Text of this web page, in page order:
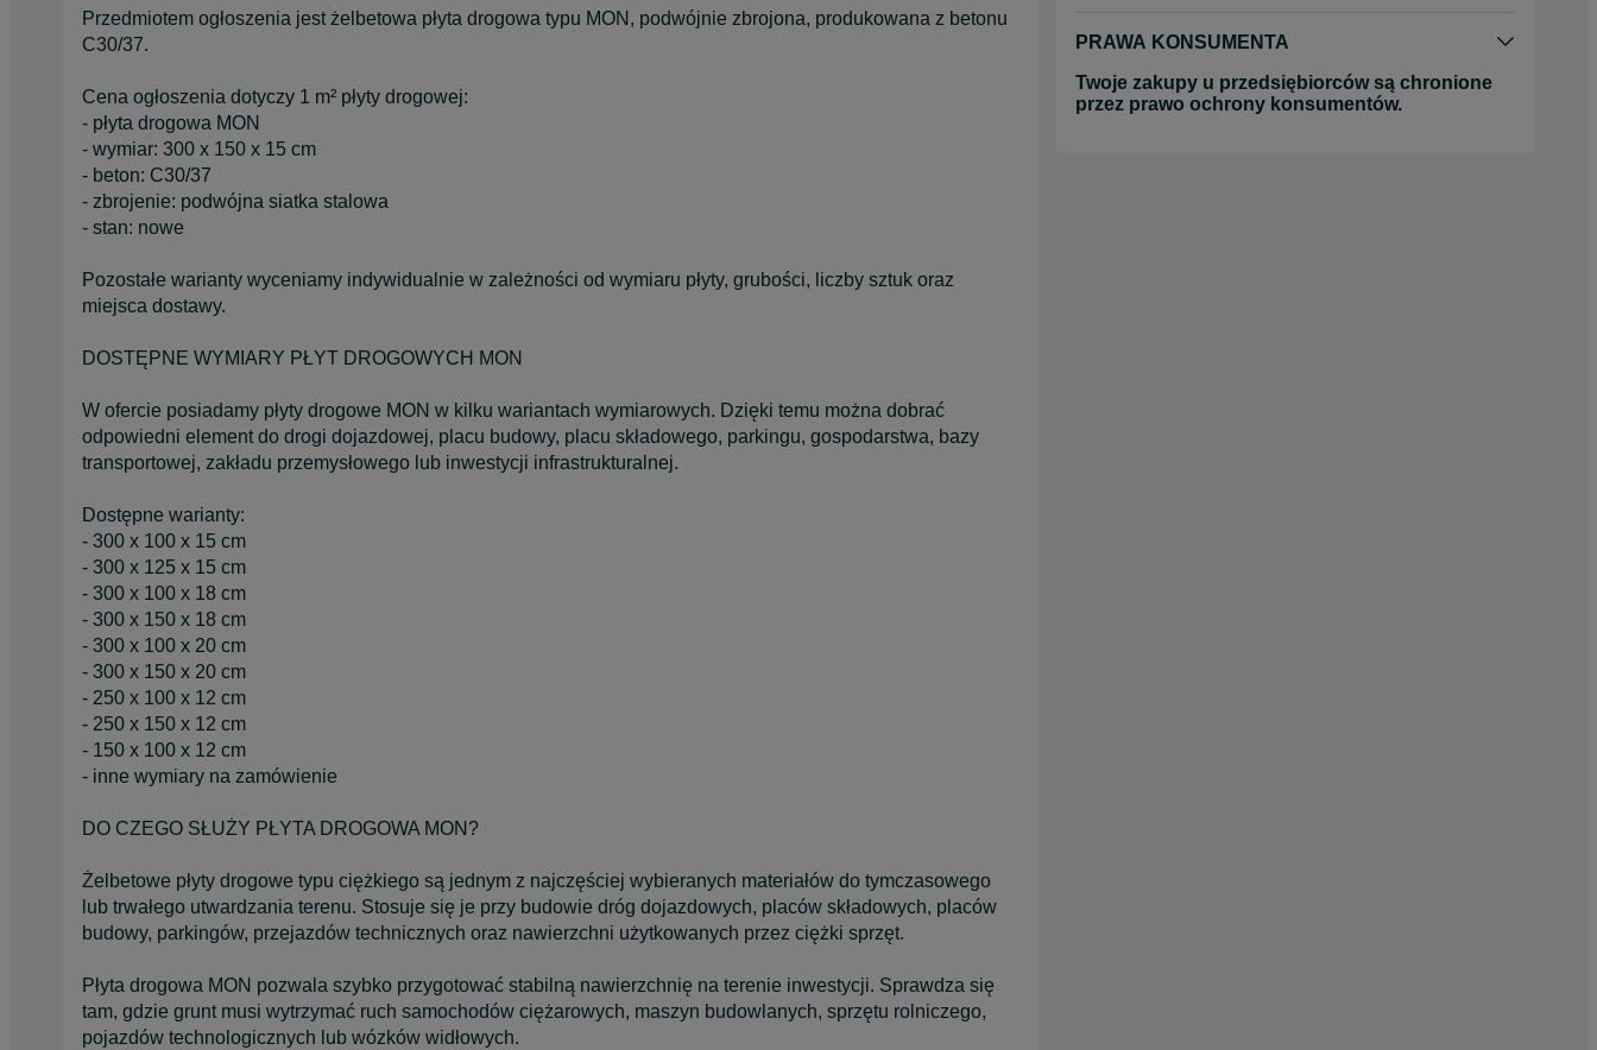
Przedmiotem ogłoszenia jest żelbetowa płyta drogowa typu MON, podwójnie zbrojona, produkowana z betonu
C30/37.
Cena ogłoszenia dotyczy 1 m² płyty drogowej:
- płyta drogowa MON
- wymiar: 300 x 150 x 15 cm
- beton: C30/37
- zbrojenie: podwójna siatka stalowa
- stan: nowe
Pozostałe warianty wyceniamy indywidualnie w zależności od wymiaru płyty, grubości, liczby sztuk oraz
miejsca dostawy.
DOSTĘPNE WYMIARY PŁYT DROGOWYCH MON
W ofercie posiadamy płyty drogowe MON w kilku wariantach wymiarowych. Dzięki temu można dobrać
odpowiedni element do drogi dojazdowej, placu budowy, placu składowego, parkingu, gospodarstwa, bazy
transportowej, zakładu przemysłowego lub inwestycji infrastrukturalnej.
Dostępne warianty:
- 300 x 100 x 15 cm
- 300 x 125 x 15 cm
- 300 x 100 x 18 cm
- 300 x 150 x 18 cm
- 300 x 100 x 20 cm
- 300 x 150 x 20 cm
- 250 x 100 x 12 cm
- 250 x 150 x 12 cm
- 150 x 100 x 12 cm
- inne wymiary na zamówienie
DO CZEGO SŁUŻY PŁYTA DROGOWA MON?
Żelbetowe płyty drogowe typu ciężkiego są jednym z najczęściej wybieranych materiałów do tymczasowego
lub trwałego utwardzania terenu. Stosuje się je przy budowie dróg dojazdowych, placów składowych, placów
budowy, parkingów, przejazdów technicznych oraz nawierzchni użytkowanych przez ciężki sprzęt.
Płyta drogowa MON pozwala szybko przygotować stabilną nawierzchnię na terenie inwestycji. Sprawdza się
tam, gdzie grunt musi wytrzymać ruch samochodów ciężarowych, maszyn budowlanych, sprzętu rolniczego,
pojazdów technologicznych lub wózków widłowych.
PRAWA KONSUMENTA
Twoje zakupy u przedsiębiorców są chronione
przez prawo ochrony konsumentów.